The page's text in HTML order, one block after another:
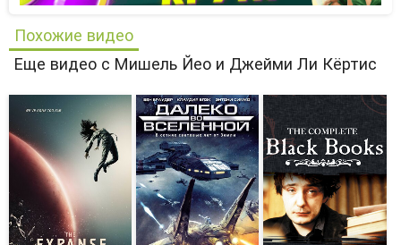
Похожие видео
Еще видео с Мишель Йео и Джейми Ли Кёртис